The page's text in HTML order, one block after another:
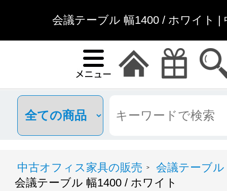
会議テーブル 幅1400 / ホワイト |
中古オフィス家具の販売 >
会議テーブル
会議テーブル 幅1400 / ホワイト